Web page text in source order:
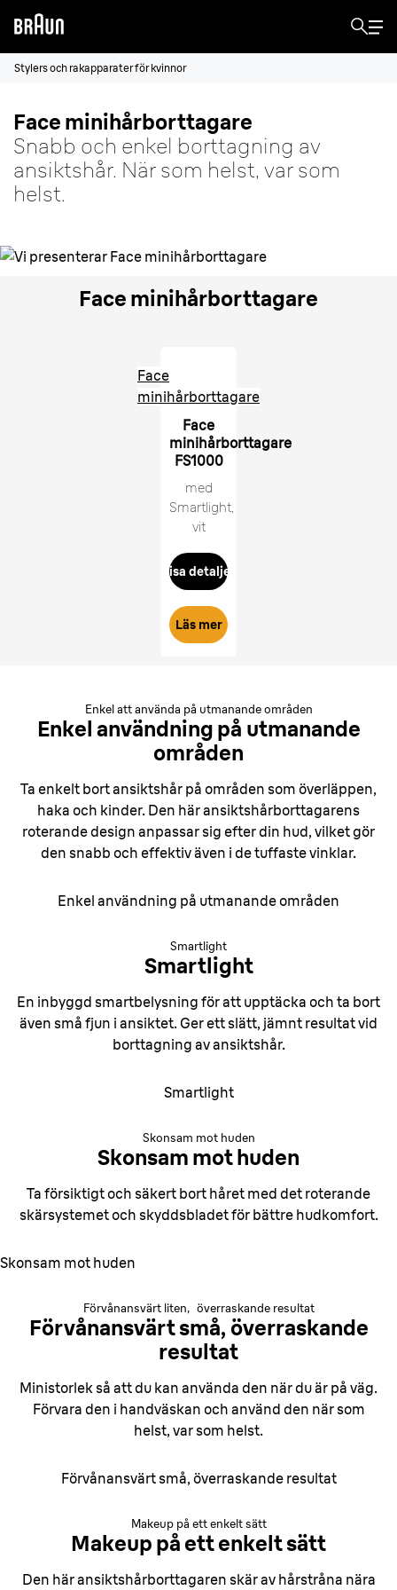
Stylers och rakapparater för kvinnor
Face minihårborttagare
Snabb och enkel borttagning av
ansiktshår. När som helst, var som
helst.
Face minihårborttagare
Face
minihårborttagare
Face
minihårborttagare
FS1000
med
Smartlight,
vit
Visa detaljer
Läs mer
Enkel att använda på utmanande områden
Enkel användning på utmanande
områden
Ta enkelt bort ansiktshår på områden som överläppen,
haka och kinder. Den här ansiktshårborttagarens
roterande design anpassar sig efter din hud, vilket gör
den snabb och effektiv även i de tuffaste vinklar.
Enkel användning på utmanande områden
Smartlight
Smartlight
En inbyggd smartbelysning för att upptäcka och ta bort
även små fjun i ansiktet. Ger ett slätt, jämnt resultat vid
borttagning av ansiktshår.
Smartlight
Skonsam mot huden
Skonsam mot huden
Ta försiktigt och säkert bort håret med det roterande
skärsystemet och skyddsbladet för bättre hudkomfort.
Skonsam mot huden
Förvånansvärt liten, överraskande resultat
Förvånansvärt små, överraskande
resultat
Ministorlek så att du kan använda den när du är på väg.
Förvara den i handväskan och använd den när som
helst, var som helst.
Förvånansvärt små, överraskande resultat
Makeup på ett enkelt sätt
Makeup på ett enkelt sätt
Den här ansiktshårborttagaren skär av hårstråna nära